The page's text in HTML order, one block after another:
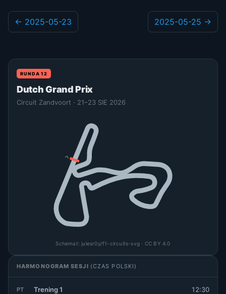
← 2025-05-23 2025-05-25 →
RUNDA 12
Dutch Grand Prix
Circuit Zandvoort · 21–23 SIE 2026
Schemat: julesr0y/f1-circuits-svg · CC BY 4.0
HARMONOGRAM SESJI (CZAS POLSKI)
PT Trening 1 12:30